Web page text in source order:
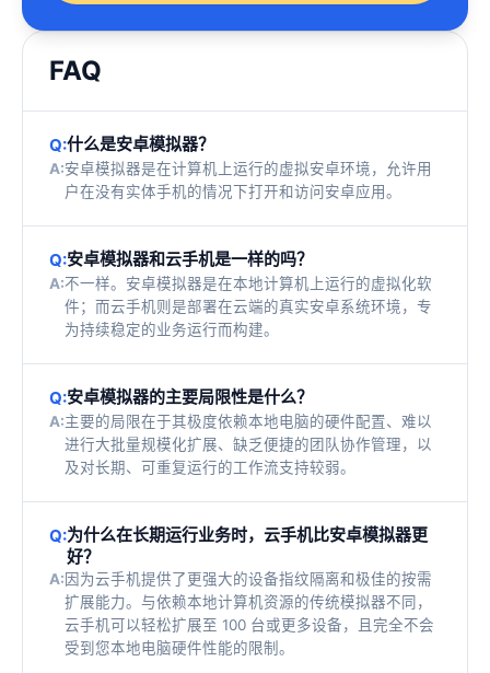
FAQ
Q:什么是安卓模拟器？
A:安卓模拟器是在计算机上运行的虚拟安卓环境，允许用
户在没有实体手机的情况下打开和访问安卓应用。
Q:安卓模拟器和云手机是一样的吗？
A:不一样。安卓模拟器是在本地计算机上运行的虚拟化软
件；而云手机则是部署在云端的真实安卓系统环境，专
为持续稳定的业务运行而构建。
Q:安卓模拟器的主要局限性是什么？
A:主要的局限在于其极度依赖本地电脑的硬件配置、难以
进行大批量规模化扩展、缺乏便捷的团队协作管理，以
及对长期、可重复运行的工作流支持较弱。
Q:为什么在长期运行业务时，云手机比安卓模拟器更
好？
A:因为云手机提供了更强大的设备指纹隔离和极佳的按需
扩展能力。与依赖本地计算机资源的传统模拟器不同，
云手机可以轻松扩展至 100 台或更多设备，且完全不会
受到您本地电脑硬件性能的限制。